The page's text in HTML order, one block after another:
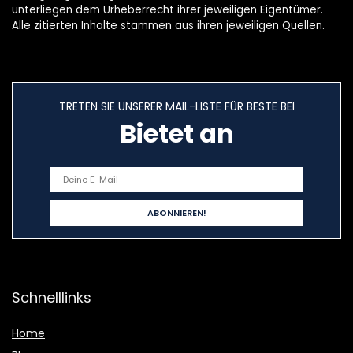
unterliegen dem Urheberrecht ihrer jeweiligen Eigentümer.
Alle zitierten Inhalte stammen aus ihren jeweiligen Quellen.
TRETEN SIE UNSERER MAIL-LISTE FÜR BESTE BEI
Bietet an
Schnelllinks
Home